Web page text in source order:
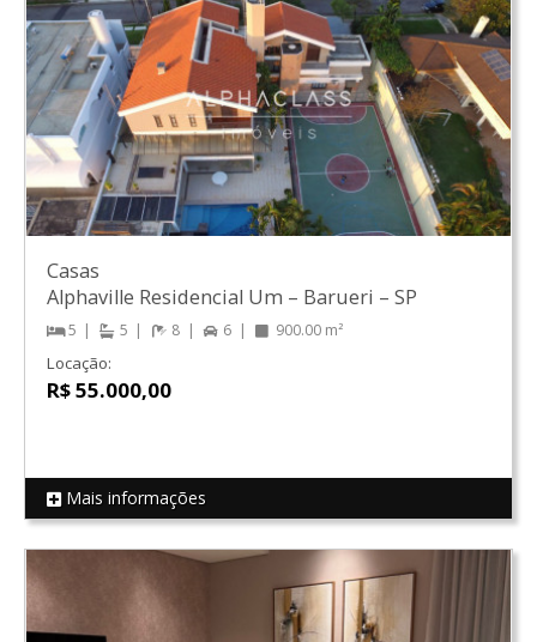
REF 19333
Casas
Alphaville Residencial Um – Barueri – SP
5 5 8 6 900.00 m²
Locação:
R$ 55.000,00
Mais informações